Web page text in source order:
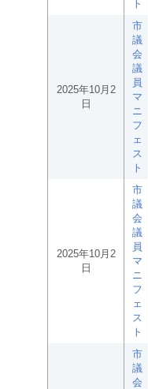
ト
2025年10月2
日
市
議
会
議
員
マ
ニ
フ
ェ
ス
ト
2025年10月2
日
市
議
会
議
員
マ
ニ
フ
ェ
ス
ト
市
議
会